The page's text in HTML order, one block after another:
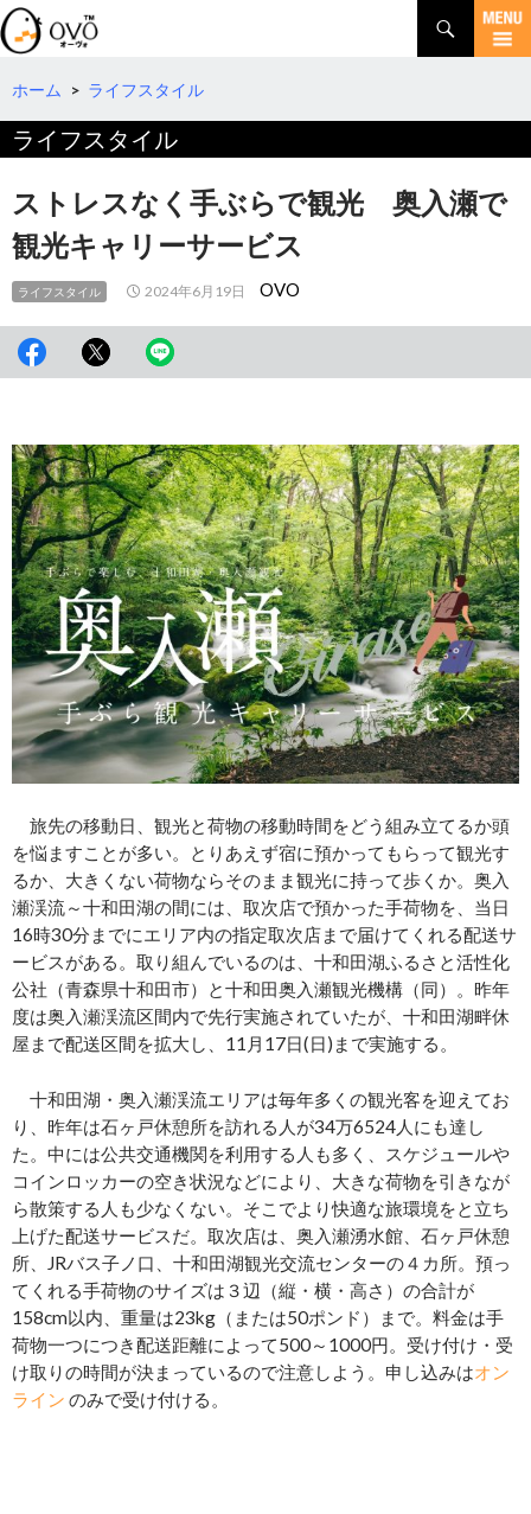
検
索
コ
テ
ツ
へ
動
ホーム > ライフスタイル
ライフスタイル
ストレスなく手ぶらで観光 奥入瀬で
観光キャリーサービス
ライフスタイル 2024年6月19日 OVO
旅先の移動日、観光と荷物の移動時間をどう組み立てるか頭
を悩ますことが多い。とりあえず宿に預かってもらって観光す
るか、大きくない荷物ならそのまま観光に持って歩くか。奥入
瀬渓流～十和田湖の間には、取次店で預かった手荷物を、当日
16時30分までにエリア内の指定取次店まで届けてくれる配送サ
ービスがある。取り組んでいるのは、十和田湖ふるさと活性化
公社（青森県十和田市）と十和田奥入瀬観光機構（同）。昨年
度は奥入瀬渓流区間内で先行実施されていたが、十和田湖畔休
屋まで配送区間を拡大し、11月17日(日)まで実施する。
十和田湖・奥入瀬渓流エリアは毎年多くの観光客を迎えてお
り、昨年は石ヶ戸休憩所を訪れる人が34万6524人にも達し
た。中には公共交通機関を利用する人も多く、スケジュールや
コインロッカーの空き状況などにより、大きな荷物を引きなが
ら散策する人も少なくない。そこでより快適な旅環境をと立ち
上げた配送サービスだ。取次店は、奥入瀬湧水館、石ヶ戸休憩
所、JRバス子ノ口、十和田湖観光交流センターの４カ所。預っ
てくれる手荷物のサイズは３辺（縦・横・高さ）の合計が
158cm以内、重量は23kg（または50ポンド）まで。料金は手
荷物一つにつき配送距離によって500～1000円。受け付け・受
け取りの時間が決まっているので注意しよう。申し込みはオン
ライン のみで受け付ける。